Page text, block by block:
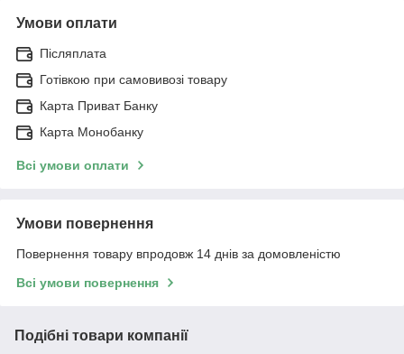
Умови оплати
Післяплата
Готівкою при самовивозі товару
Карта Приват Банку
Карта Монобанку
Всі умови оплати
Умови повернення
Повернення товару впродовж 14 днів за домовленістю
Всі умови повернення
Подібні товари компанії